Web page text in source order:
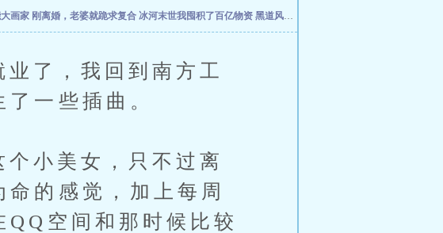
画家 刚离婚，老婆就跪求复合 冰河末世我囤积了百亿物资 黑道风云江湖路
了，我回到南方工
一些插曲。
小美女，只不过离
的感觉，加上每周
空间和那时候比较